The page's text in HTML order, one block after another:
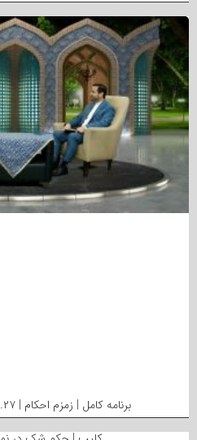
برنامه کامل | زمزم احکام | ۱۴۰۵.۴.۲۷ | استاد محمدی